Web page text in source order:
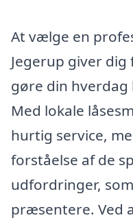
At vælge en
Jegerup giver
gøre din
Med lokale
hurtig service,
forståelse af de
udfordringer,
præsentere. Ved